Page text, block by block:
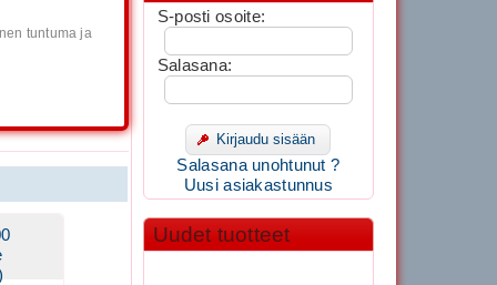
tuntuma ja
S-posti osoite:
Salasana:
Kirjaudu sisään
Salasana unohtunut ?
Uusi asiakastunnus
Uudet tuotteet